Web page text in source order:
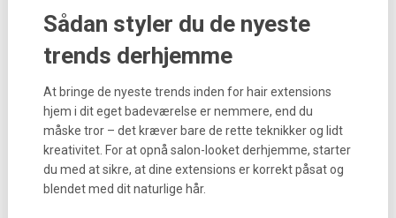
Sådan styler du de nyeste
trends derhjemme
At bringe de nyeste trends inden for hair extensions
hjem i dit eget badeværelse er nemmere, end du
måske tror – det kræver bare de rette teknikker og lidt
kreativitet. For at opnå salon-looket derhjemme, starter
du med at sikre, at dine extensions er korrekt påsat og
blendet med dit naturlige hår.